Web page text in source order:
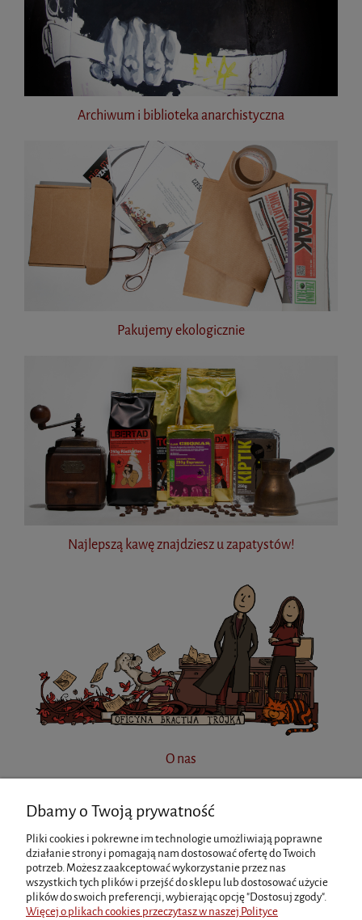
Archiwum i biblioteka anarchistyczna
Pakujemy ekologicznie
Najlepszą kawę znajdziesz u zapatystów!
O nas
INFORMACJE
MOJE KONTO
Dbamy o Twoją prywatność
Pliki cookies i pokrewne im technologie umożliwiają poprawne
działanie strony i pomagają nam dostosować ofertę do Twoich
potrzeb. Możesz zaakceptować wykorzystanie przez nas
wszystkich tych plików i przejść do sklepu lub dostosować użycie
plików do swoich preferencji, wybierając opcję "Dostosuj zgody".
Więcej o plikach cookies przeczytasz w naszej Polityce